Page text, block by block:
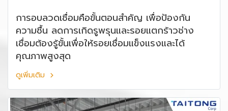
การอบลวดเชื่อมคือขั้นตอนสำคัญ เพื่อป้องกัน
ความชื้น ลดการเกิดรูพรุนและรอยแตกร้าวช่าง
เชื่อมต้องรู้ขั้นเพื่อให้รอยเชื่อมแข็งแรงและได้
คุณภาพสูงสุด
ดูเพิ่มเติม